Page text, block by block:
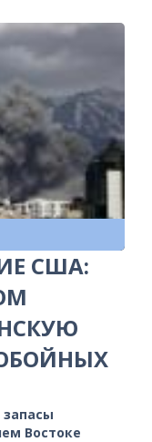
США:
запасы
Востоке